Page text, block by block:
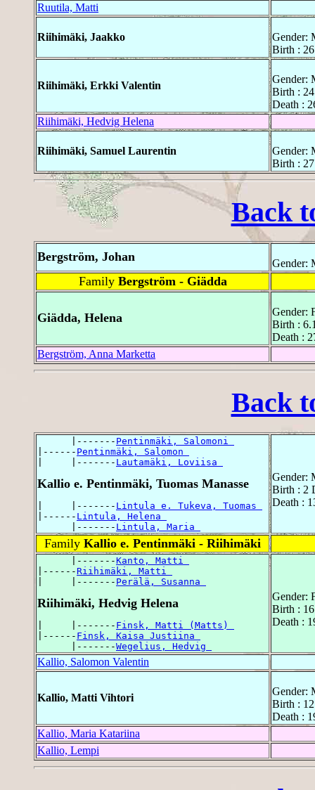
Ruutila, Matti
Riihimäki, Jaakko
Gender:
Birth :
Riihimäki, Erkki Valentin
Gender:
Birth :
Death :
Riihimäki, Hedvig Helena
Riihimäki, Samuel Laurentin
Gender:
Birth : 27
Back
Bergström, Johan Gender:
Family Bergström - Giädda
Giädda, Helena
Gender:
Birth :
Death :
Bergström, Anna Marketta
Back
      |-------
Pentinmäki, Salomoni
|------ Pentinmäki, Salomon
|     |------- Lautamäki, Loviisa
Kallio e. Pentinmäki, Tuomas Manasse
|     |------- Lintula e. Tukeva, Tuomas
|------ Lintula, Helena
      |-------
Lintula, Maria
Gender:
Birth : 2
Death :
Family Kallio e. Pentinmäki - Riihimäki
      |-------
Kanto, Matti
|------Riihimäki, Matti
|     |------- Perälä, Susanna
Riihimäki, Hedvig Helena
|     |------- Finsk, Matti (Matts)
|------ Finsk, Kaisa Justiina
      |-------
Wegelius, Hedvig
Gender:
Birth :
Death :
Kallio, Salomon Valentin
Kallio, Matti Vihtori
Gender:
Birth :
Death :
Kallio, Maria Katariina
Kallio, Lempi